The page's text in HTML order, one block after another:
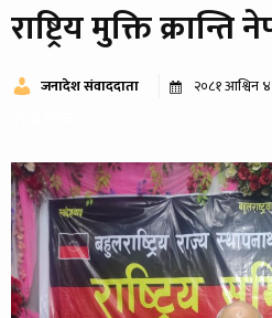
राष्ट्रिय मुक्ति क्रान्ति
जनादेश संवाददाता २०८१ आश्विन ४